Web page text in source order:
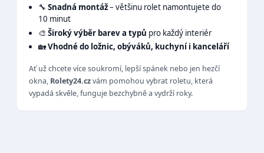
🔧 Snadná montáž– většinu rolet namontujete do
10 minut
🎨 Široký výběr barev a typů pro každý interiér
🏡Vhodné do ložnic, obýváků, kuchyní i kanceláří
Ať už chcete více soukromí, lepší spánek nebo jen hezčí
okna, Rolety24.czvám pomohou vybrat roletu, která
vypadá skvěle, funguje bezchybně a vydrží roky.